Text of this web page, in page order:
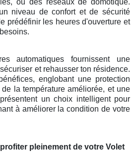
ou des réseaux de domotique.
niveau de confort et de sécurité
prédéfinir les heures d'ouverture et
automatiques fournissent une
et rehausser ton résidence.
englobant une protection
la température améliorée, et une
un choix intelligent pour
à améliorer la condition de votre
pleinement de votre Volet